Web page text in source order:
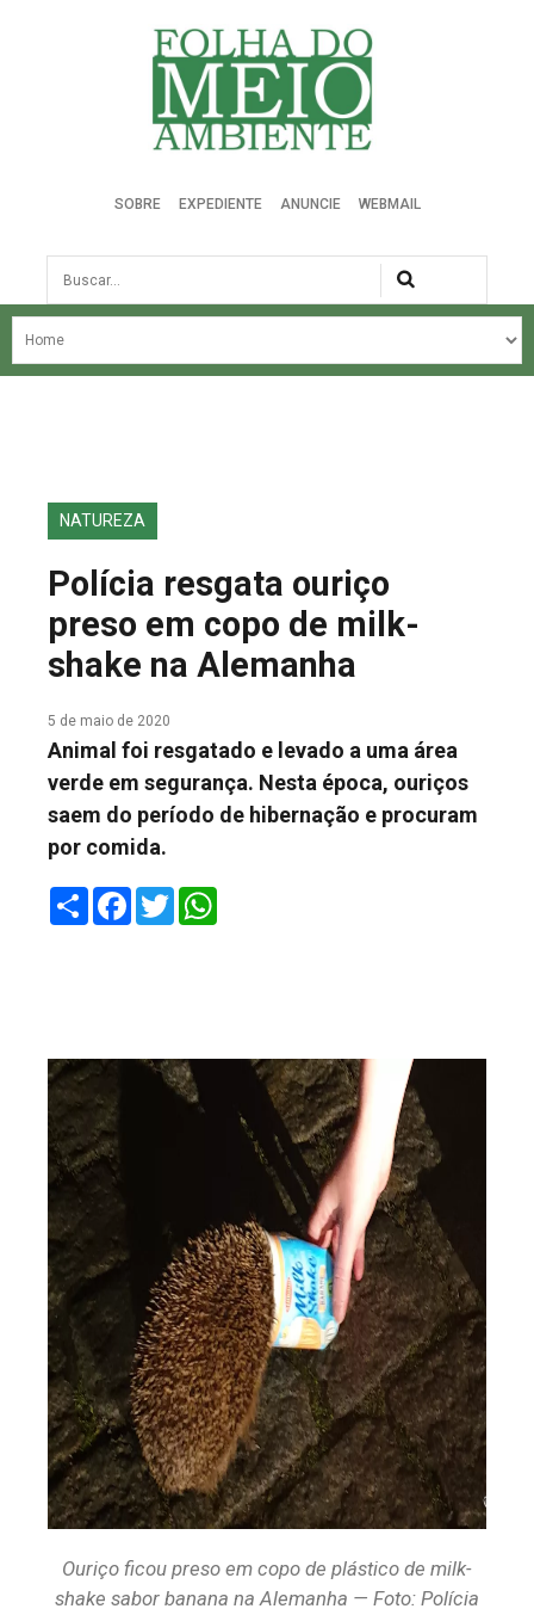
Folha do Meio Ambiente
SOBRE EXPEDIENTE ANUNCIE WEBMAIL
Busca
NOSSA HISTÓRIA
EDIÇÕES ANTERIORES
FALE CONOSCO
NATUREZA
Polícia resgata ouriço
preso em copo de milk-
shake na Alemanha
5 de maio de 2020
Animal foi resgatado e levado a uma área
verde em segurança. Nesta época, ouriços
saem do período de hibernação e procuram
por comida.
ShareFacebook
Twitter
Ouriço ficou preso em copo de plástico de milk-
shake sabor banana na Alemanha — Foto: Polícia